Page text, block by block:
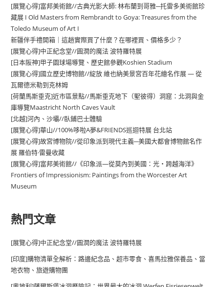
[展覽心得]富邦美術館//古典光影大師: 林布蘭到哥雅─托雷多美術館珍
藏展 I Old Masters from Rembrandt to Goya: Treasures from the
Toledo Museum of Art I
新疆伴手禮開箱｜這趟實際買了什麼？在哪裡買、價格多少？
[展覽心得]中正紀念堂//圓潤的魔法 波特羅特展
[日本阪神]甲子園球場導覽、歷史館參觀Koshien Stadium
[展覽心得]國立歷史博物館//綻放 維也納美景宮百年花繪名作展 — 從
瓦爾德米勒到克林姆
[荷蘭馬斯垂克]近市區景點//馬斯垂克地下（聖彼得）洞窟：北洞與金
庫導覽Maastricht North Caves Vault
[北越]河內、沙壩//臥鋪巴士體驗
[展覽心得]華山//100%哆啦A夢&FRIENDS巡迴特展 台北站
[展覽心得]故宮博物院//從印象派到現代主義─美國大都會博物館名作
展 羅伯特·雷曼收藏
[展覽心得]富邦美術館//《印象派—從莫內到美國：光・跨越海洋》
Frontiers of Impressionism: Paintings from the Worcester Art
Museum
熱門文章
[展覽心得]中正紀念堂//圓潤的魔法 波特羅特展
[印度]購物清單全解析：路邊紀念品、超市零食、喜馬拉雅保養品、當
地衣物、旅遊購物團